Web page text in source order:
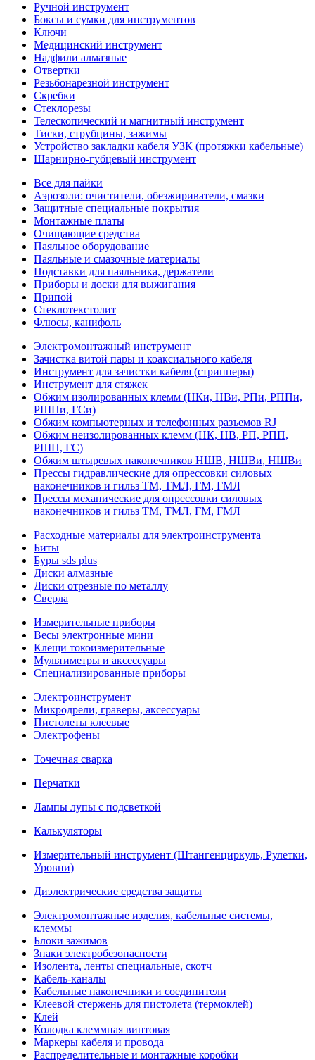
Ручной инструмент
Боксы и сумки для инструментов
Ключи
Медицинский инструмент
Надфили алмазные
Отвертки
Резьбонарезной инструмент
Скребки
Стеклорезы
Телескопический и магнитный инструмент
Тиски, струбцины, зажимы
Устройство закладки кабеля УЗК (протяжки кабельные)
Шарнирно-губцевый инструмент
Все для пайки
Аэрозоли: очистители, обезжириватели, смазки
Защитные специальные покрытия
Монтажные платы
Очищающие средства
Паяльное оборудование
Паяльные и смазочные материалы
Подставки для паяльника, держатели
Приборы и доски для выжигания
Припой
Стеклотекстолит
Флюсы, канифоль
Электромонтажный инструмент
Зачистка витой пары и коаксиального кабеля
Инструмент для зачистки кабеля (стрипперы)
Инструмент для стяжек
Обжим изолированных клемм (НКи, НВи, РПи, РППи,
РШПи, ГСи)
Обжим компьютерных и телефонных разъемов RJ
Обжим неизолированных клемм (НК, НВ, РП, РПП,
РШП, ГС)
Обжим штыревых наконечников НШВ, НШВи, НШВи
Прессы гидравлические для опрессовки силовых
наконечников и гильз ТМ, ТМЛ, ГМ, ГМЛ
Прессы механические для опрессовки силовых
наконечников и гильз ТМ, ТМЛ, ГМ, ГМЛ
Расходные материалы для электроинструмента
Биты
Буры sds plus
Диски алмазные
Диски отрезные по металлу
Сверла
Измерительные приборы
Весы электронные мини
Клещи токоизмерительные
Мультиметры и аксессуары
Специализированные приборы
Электроинструмент
Микродрели, граверы, аксессуары
Пистолеты клеевые
Электрофены
Точечная сварка
Перчатки
Лампы лупы с подсветкой
Калькуляторы
Измерительный инструмент (Штангенциркуль, Рулетки,
Уровни)
Диэлектрические средства защиты
Электромонтажные изделия, кабельные системы,
клеммы
Блоки зажимов
Знаки электробезопасности
Изолента, ленты специальные, скотч
Кабель-каналы
Кабельные наконечники и соединители
Клеевой стержень для пистолета (термоклей)
Клей
Колодка клеммная винтовая
Маркеры кабеля и провода
Распределительные и монтажные коробки